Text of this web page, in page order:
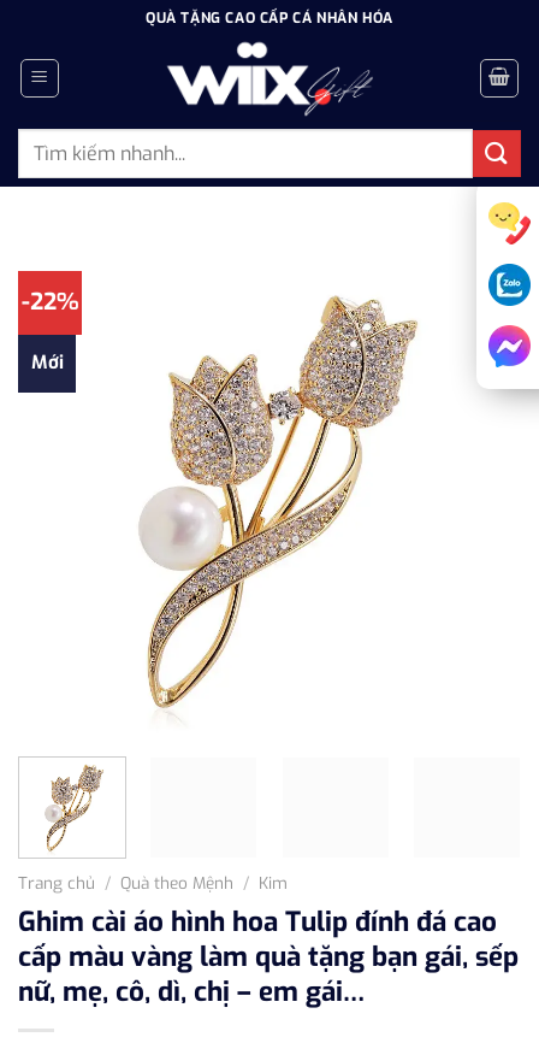
dung
QUÀ TẶNG CAO CẤP CÁ NHÂN HÓA
Tìm
-22%
Mới
Trang chủ / Quà theo Mệnh / Kim
Ghim cài áo hình hoa Tulip đính đá cao
cấp màu vàng làm quà tặng bạn gái, sếp
nữ, mẹ, cô, dì, chị – em gái…